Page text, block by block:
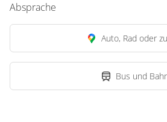
Absprache
Auto, Rad oder
Bus und